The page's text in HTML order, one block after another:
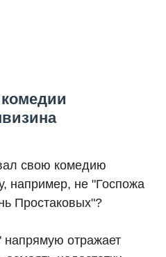
свою комедию
например, не "Госпожа
Простаковых"?
отражает